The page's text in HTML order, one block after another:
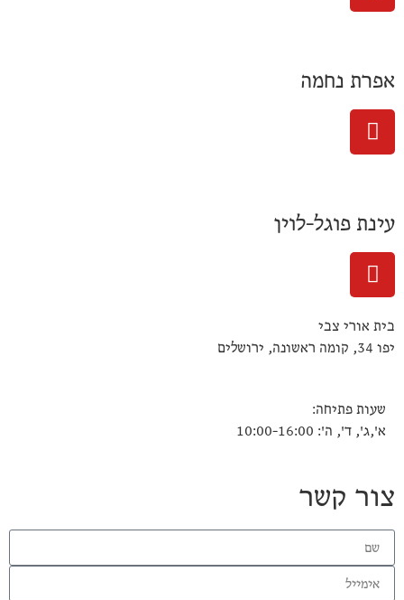
אפרת נחמה
עינת פוגל-לוין
בית אורי צבי
יפו 34, קומה ראשונה, ירושלים
שעות פתיחה:
א',ג', ד', ה': 10:00-16:00
צור קשר